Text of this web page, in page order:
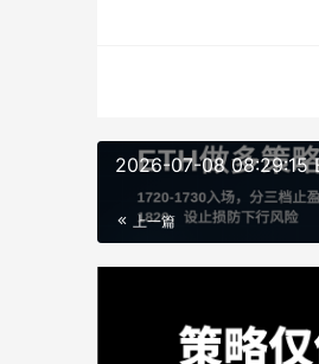
2026-07-08 08:29:15
上一篇